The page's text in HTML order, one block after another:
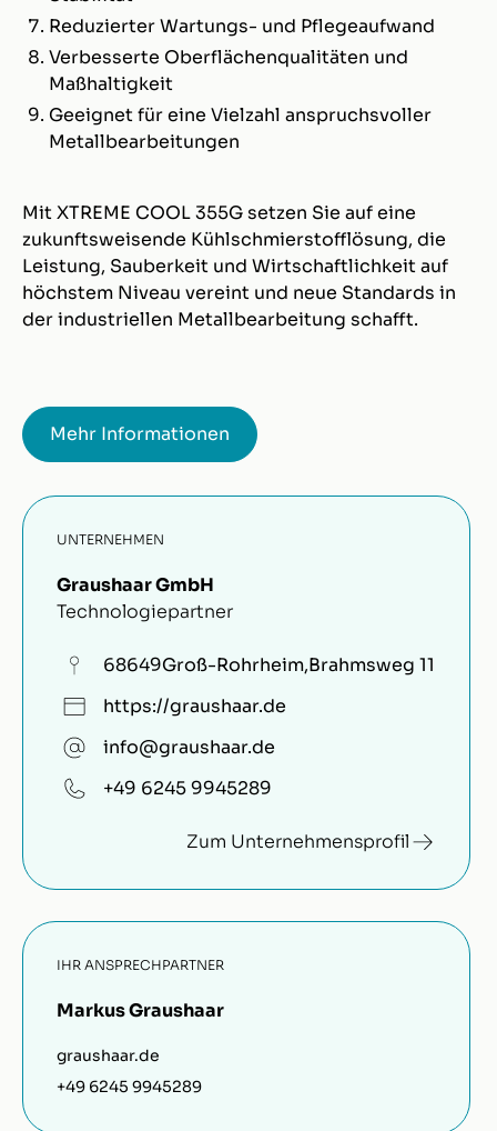
Reduzierter Wartungs- und Pflegeaufwand
Verbesserte Oberflächenqualitäten und
Maßhaltigkeit
Geeignet für eine Vielzahl anspruchsvoller
Metallbearbeitungen
Mit XTREME COOL 355G setzen Sie auf eine
zukunftsweisende Kühlschmierstofflösung, die
Leistung, Sauberkeit und Wirtschaftlichkeit auf
höchstem Niveau vereint und neue Standards in
der industriellen Metallbearbeitung schafft.
Mehr Informationen
UNTERNEHMEN
Graushaar GmbH
Technologiepartner
68649Groß-Rohrheim,Brahmsweg 11
https://graushaar.de
info@graushaar.de
+49 6245 9945289
Zum Unternehmensprofil
IHR ANSPRECHPARTNER
Markus Graushaar
graushaar.de
+49 6245 9945289